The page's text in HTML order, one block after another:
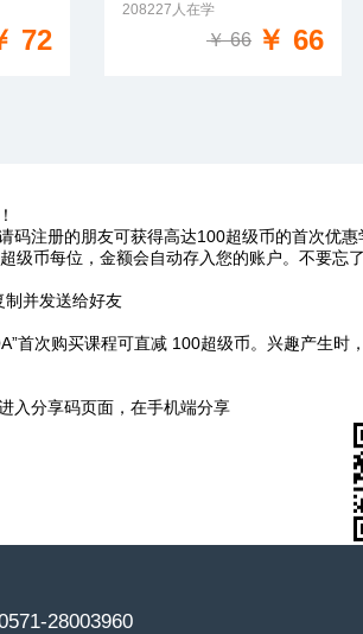
72
免费试学
208227人在学
￥ 66 ￥ 66
码注册的朋友可获得高达100超级币的首次优
级币每位，金额会自动存入您的账户。不要忘
制并发送给好友
首次购买课程可直减 100超级币。兴趣产生时
入分享码页面，在手机端分享
28003960